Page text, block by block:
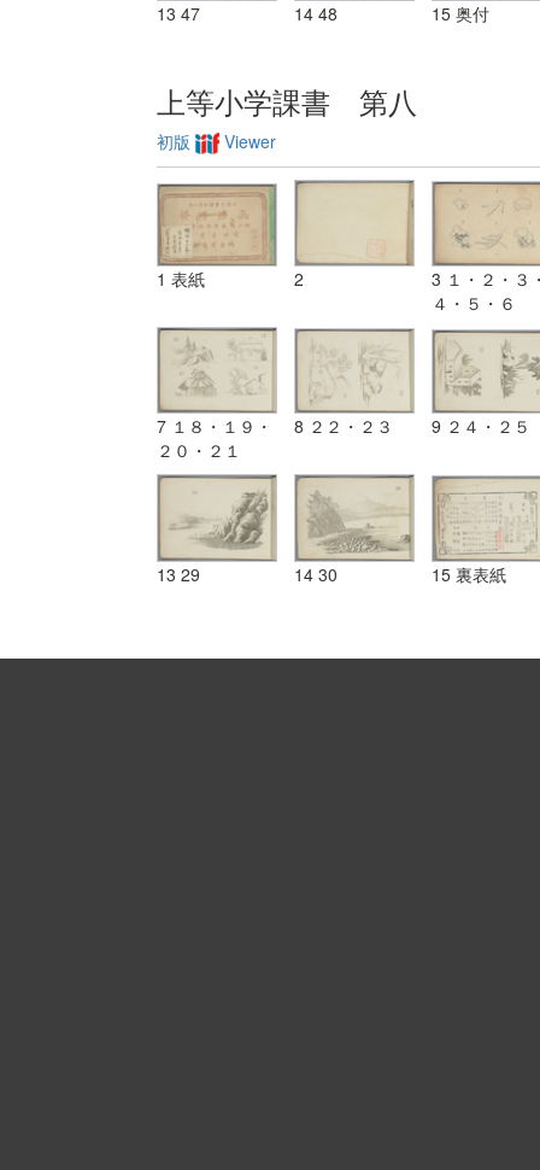
13 47 14 48 15 奥付
上等小学課書 第八
初版 Viewer
1 表紙 2
3 １・２・３
４・５・６
7 １８・１９・
２０・２１
8 ２２・２３ 9 ２４・２５
13 29 14 30 15 裏表紙